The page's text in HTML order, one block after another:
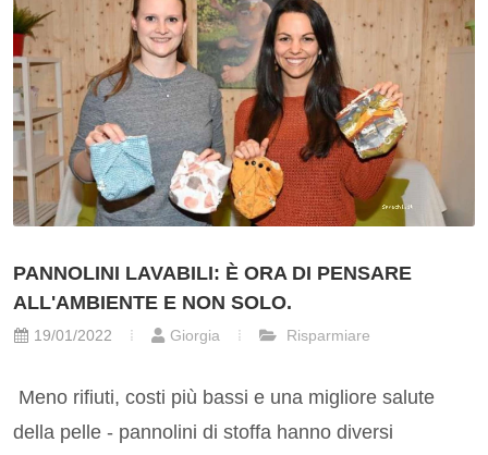
PANNOLINI LAVABILI: È ORA DI PENSARE
ALL'AMBIENTE E NON SOLO.
19/01/2022 Giorgia Risparmiare
Meno rifiuti, costi più bassi e una migliore salute
della pelle - pannolini di stoffa hanno diversi